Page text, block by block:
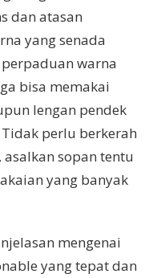
dan atasan
yang senada
warna
bisa memakai
lengan pendek
perlu berkerah
sopan tentu
yang banyak
mengenai
yang tepat dan